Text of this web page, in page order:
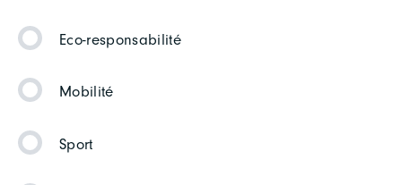
Eco-responsabilité
Mobilité
Sport